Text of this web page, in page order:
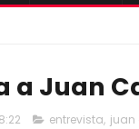
a Juan
8:22 entrevista, juan